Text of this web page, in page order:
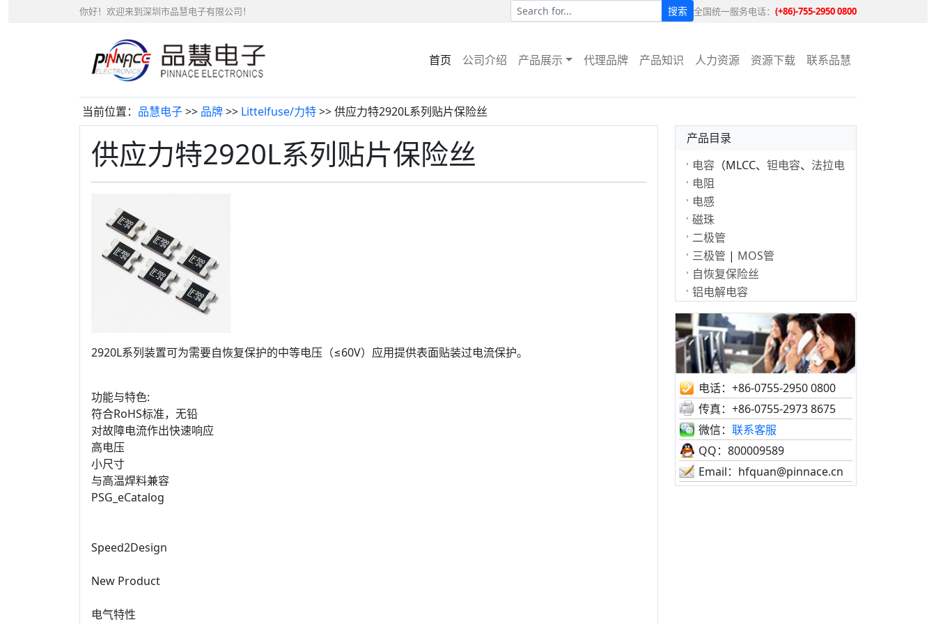
你好！欢迎来到深圳市品慧电子有限公司！ 搜索 全国统一服务电话： (+86)-755-2950 0800
首页 公司介绍 产品展示 代理品牌 产品知识 人力资源 资源下载 联系品慧
当前位置： 品慧电子>> 品牌>> Littelfuse/力特>> 供应力特2920L系列贴片保险丝
供应力特2920L系列贴片保险丝
2920L系列装置可为需要自恢复保护的中等电压（≤60V）应用提供表面贴装过电流保护。
功能与特色:
符合RoHS标准，无铅
对故障电流作出快速响应
高电压
小尺寸
与高温焊料兼容
PSG_eCatalog
Speed2Design
New Product
电气特性
产品目录
电容 （MLCC、 钽电容、 法拉电
容）
电阻
电感
磁珠
二极管
三极管 | MOS管
自恢复保险丝
铝电解电容
电话：+86-0755-2950 0800
传真：+86-0755-2973 8675
微信： 联系客服
QQ：800009589
Email：hfquan@pinnace.cn